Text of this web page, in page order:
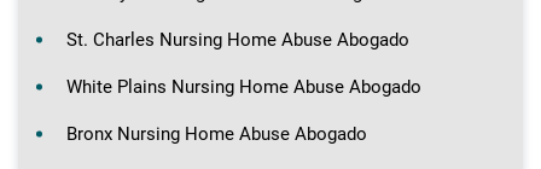
St. Charles Nursing Home Abuse Abogado
White Plains Nursing Home Abuse Abogado
Bronx Nursing Home Abuse Abogado